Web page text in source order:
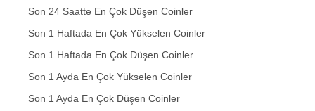
Son 24 Saatte En Çok Düşen Coinler
Son 1 Haftada En Çok Yükselen Coinler
Son 1 Haftada En Çok Düşen Coinler
Son 1 Ayda En Çok Yükselen Coinler
Son 1 Ayda En Çok Düşen Coinler